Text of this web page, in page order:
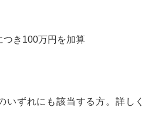
つき100万円を加算
いずれにも該当する方。詳し